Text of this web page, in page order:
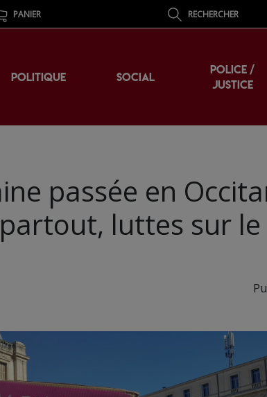
PANIER RECHERCHER
POLITIQUE SOCIAL
POLICE /
JUSTICE
passée en
luttes sur